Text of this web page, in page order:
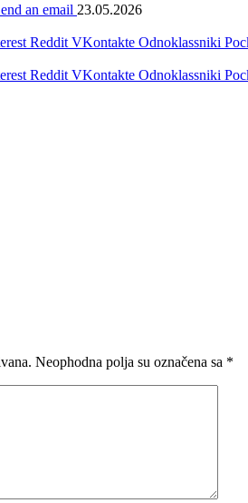
an email 23.05.2026
Reddit VKontakte Odnoklassniki
Reddit VKontakte Odnoklassniki
Neophodna polja su označena sa *